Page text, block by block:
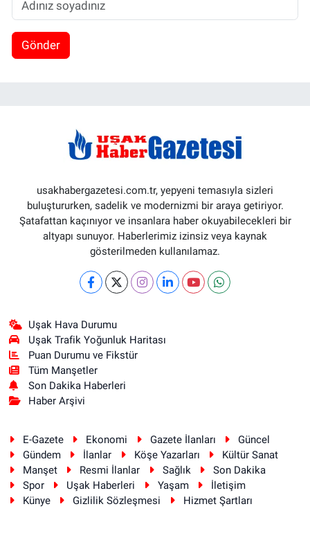
Gönder
usakhabergazetesi.com.tr, yepyeni temasıyla sizleri
buluştururken, sadelik ve modernizmi bir araya getiriyor.
Şatafattan kaçınıyor ve insanlara haber okuyabilecekleri bir
altyapı sunuyor. Haberlerimiz izinsiz veya kaynak
gösterilmeden kullanılamaz.
Uşak Hava Durumu
Uşak Trafik Yoğunluk Haritası
Puan Durumu ve Fikstür
Tüm Manşetler
Son Dakika Haberleri
Haber Arşivi
E-Gazete Ekonomi Gazete İlanları
Güncel
Gündem
İlanlar Köşe Yazarları
Kültür Sanat
Manşet
Resmi İlanlar Sağlık
Son Dakika
Spor
Uşak Haberleri Yaşam
İletişim
Künye
Gizlilik Sözleşmesi Hizmet Şartları